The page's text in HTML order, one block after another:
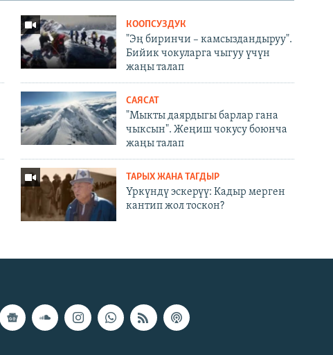
КООПСУЗДУК
"Эң биринчи – камсыздандыруу".
Бийик чокуларга чыгуу үчүн
жаңы талап
САЯСАТ
"Мыкты даярдыгы барлар гана
чыксын". Жеңиш чокусу боюнча
жаңы талап
ТАРЫХ ЖАНА ТАГДЫР
Үркүндү эскерүү: Кадыр мерген
кантип жол тоскон?